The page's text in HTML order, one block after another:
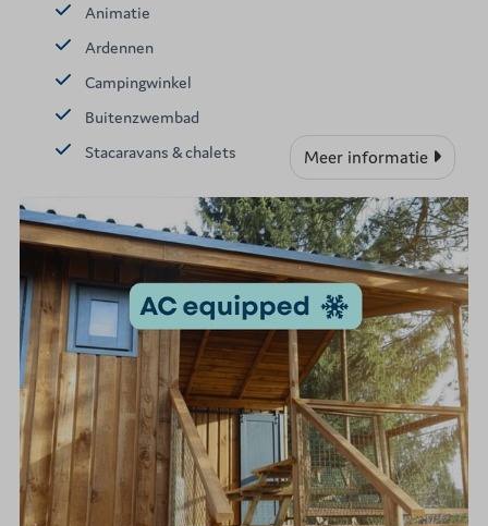
Animatie
Ardennen
Campingwinkel
Buitenzwembad
Stacaravans & chalets
Meer informatie